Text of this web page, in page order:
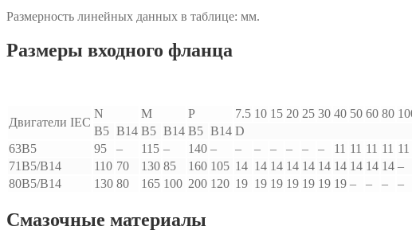
Размерность линейных данных в таблице: мм.
Размеры входного фланца
Двигатели IEC
N M P 7.5 10 15 20 25 30 40 50 60 80
B5 B14 B5 B14 B5 B14 D
63B5
95 – 115 – 140 – – – – – – – 11 11 11 11 11
71B5/B14
110 70 130 85 160 105 14 14 14 14 14 14 14 14 14 14 –
80B5/B14
130 80 165 100 200 120 19 19 19 19 19 19 19 – – – –
Смазочные материалы